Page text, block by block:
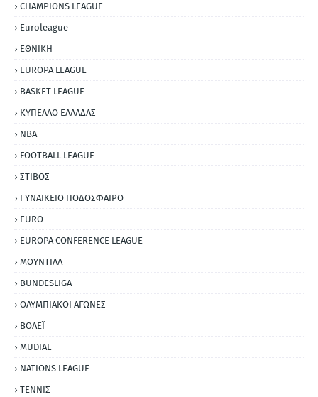
CHAMPIONS LEAGUE
Euroleague
ΕΘΝΙΚΗ
EUROPA LEAGUE
BASKET LEAGUE
ΚΥΠΕΛΛΟ ΕΛΛΑΔΑΣ
NBA
FOOTBALL LEAGUE
ΣΤΙΒΟΣ
ΓΥΝΑΙΚΕΙΟ ΠΟΔΟΣΦΑΙΡΟ
EURO
EUROPA CONFERENCE LEAGUE
ΜΟΥΝΤΙΑΛ
BUNDESLIGA
ΟΛΥΜΠΙΑΚΟΙ ΑΓΩΝΕΣ
ΒΟΛΕΪ
MUDIAL
NATIONS LEAGUE
ΤΕΝΝΙΣ